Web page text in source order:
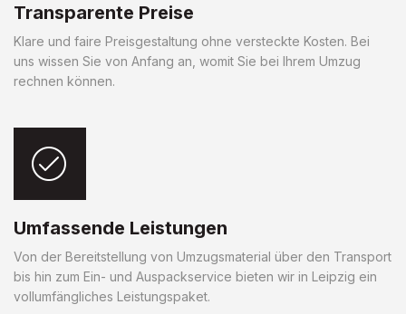
Transparente Preise
Klare und faire Preisgestaltung ohne versteckte Kosten. Bei
uns wissen Sie von Anfang an, womit Sie bei Ihrem Umzug
rechnen können.
Umfassende Leistungen
Von der Bereitstellung von Umzugsmaterial über den Transport
bis hin zum Ein- und Auspackservice bieten wir in Leipzig ein
vollumfängliches Leistungspaket.